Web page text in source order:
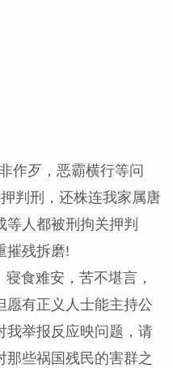
歹，恶霸横行等问
判刑，还株连我家属唐
人都被刑拘关押判
摧残拆磨!
食难安，苦不堪言，
愿有正义人士能主持公
我举报反应映问题，请
些祸国残民的害群之